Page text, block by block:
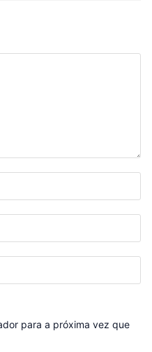
para a próxima vez que